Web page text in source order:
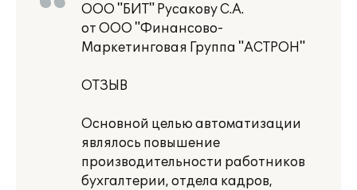
ООО "БИТ" Русакову С.А.
от ООО "Финансово-
Маркетинговая Группа "АСТРОН"
ОТЗЫВ
Основной целью автоматизации
являлось повышение
производительности работников
бухгалтерии, отдела кадров,